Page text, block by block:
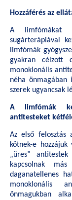
Hozzáférés az
A limfómákat
sugárterápiával
limfómák
gyakran célzott
monoklonális
néha önmagában
szerek ugyancsak
A limfómák
antitesteket
Az első felosztás
kötnek-e
„üres”
kapcsolnak
daganatellenes
monoklonális
önmagukban